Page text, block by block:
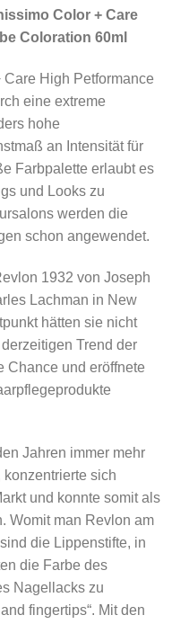
Color + Care
Coloration 60ml
High Petformance
eine extreme
hohe
an Intensität für
Farbpalette erlaubt es
und Looks zu
werden die
schon angewendet.
1932 von Joseph
Lachman in New
hätten sie nicht
Trend der
Chance und eröffnete
Jahren immer mehr
sich
und konnte somit als
Womit man Revlon am
die Lippenstifte, in
die Farbe des
Nagellacks zu
fingertips“. Mit den